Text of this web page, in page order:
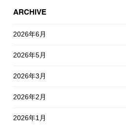
ARCHIVE
2026年6月
2026年5月
2026年3月
2026年2月
2026年1月